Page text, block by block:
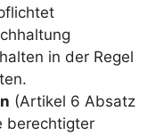
in der Regel
(Artikel 6 Absatz
berechtigter